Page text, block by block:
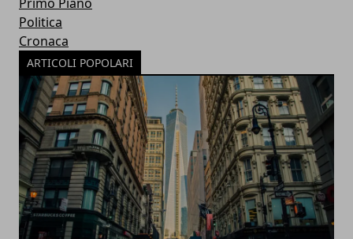
Politica
Cronaca
ARTICOLI POPOLARI